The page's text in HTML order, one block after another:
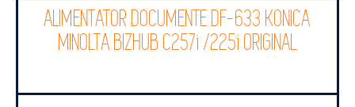
ALIMENTATOR DOCUMENTE DF-633 KONICA
MINOLTA BIZHUB C257i /225i ORIGINAL